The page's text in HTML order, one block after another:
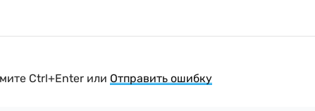
Ctrl+Enter или Отправить ошибку